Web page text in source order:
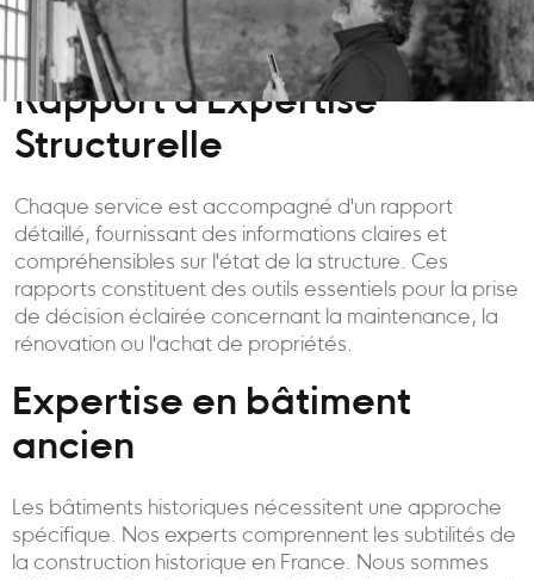
Rapport d'Expertise
Structurelle
Chaque service est accompagné d'un rapport
détaillé, fournissant des informations claires et
compréhensibles sur l'état de la structure. Ces
rapports constituent des outils essentiels pour la prise
de décision éclairée concernant la maintenance, la
rénovation ou l'achat de propriétés.
Expertise en bâtiment
ancien
Les bâtiments historiques nécessitent une approche
spécifique. Nos experts comprennent les subtilités de
la construction historique en France. Nous sommes